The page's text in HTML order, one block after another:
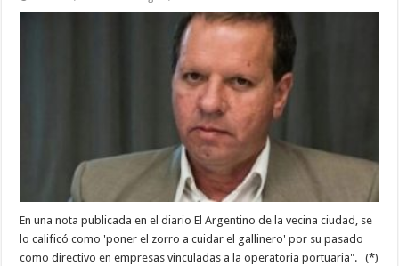
En una nota publicada en el diario El Argentino de la vecina ciudad, se
lo calificó como 'poner el zorro a cuidar el gallinero' por su pasado
como directivo en empresas vinculadas a la operatoria portuaria". (*)